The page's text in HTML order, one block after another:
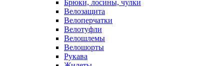
Брюки, лосины, чулки
Велозащита
Велоперчатки
Велотуфли
Велошлемы
Велошорты
Рукава